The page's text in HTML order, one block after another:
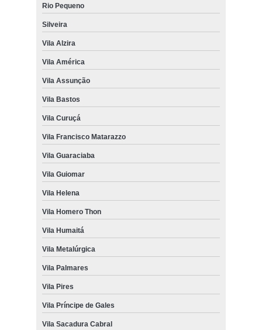
Rio Pequeno
Silveira
Vila Alzira
Vila América
Vila Assunção
Vila Bastos
Vila Curuçá
Vila Francisco Matarazzo
Vila Guaraciaba
Vila Guiomar
Vila Helena
Vila Homero Thon
Vila Humaitá
Vila Metalúrgica
Vila Palmares
Vila Pires
Vila Príncipe de Gales
Vila Sacadura Cabral